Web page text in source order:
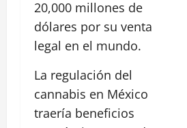
20,000 millones de
dólares por su venta
legal en el mundo.
La regulación del
cannabis en México
traería beneficios